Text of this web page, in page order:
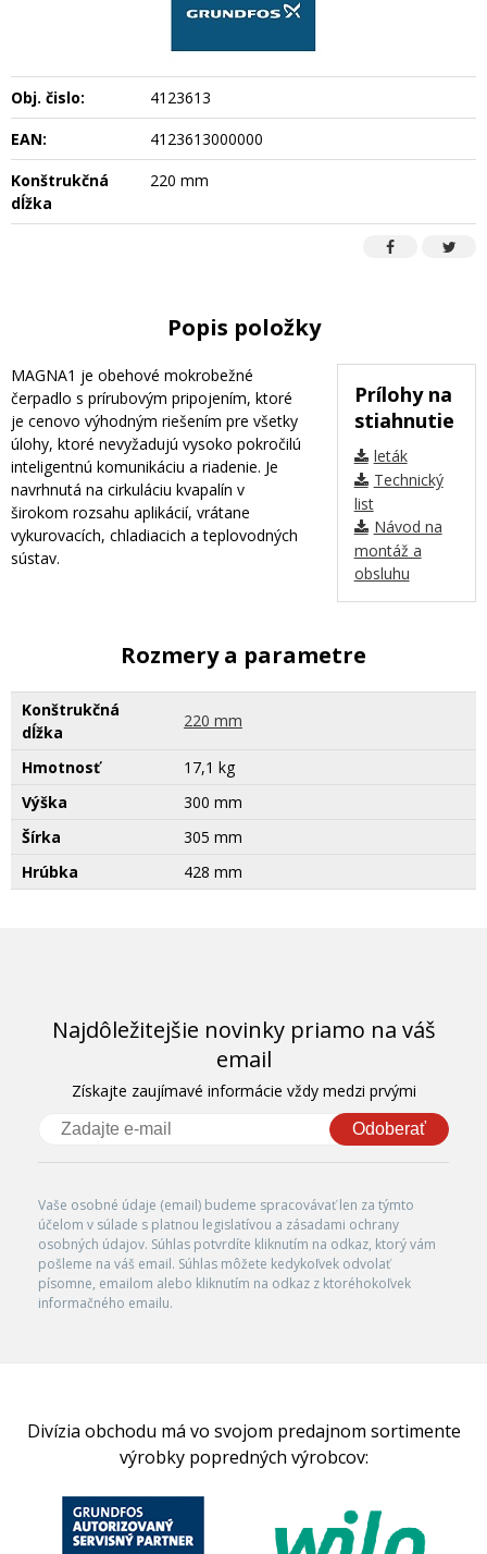
Obj. čislo:
4123613
EAN:
4123613000000
Konštrukčná
dĺžka
220 mm
Popis položky
Prílohy na
stiahnutie
leták
Technický
list
Návod na
montáž a
obsluhu
MAGNA1 je obehové mokrobežné
čerpadlo s prírubovým pripojením, ktoré
je cenovo výhodným riešením pre všetky
úlohy, ktoré nevyžadujú vysoko pokročilú
inteligentnú komunikáciu a riadenie. Je
navrhnutá na cirkuláciu kvapalín v
širokom rozsahu aplikácií, vrátane
vykurovacích, chladiacich a teplovodných
sústav.
Rozmery a parametre
Konštrukčná
dĺžka
220 mm
Hmotnosť
17,1 kg
Výška
300 mm
Šírka
305 mm
Hrúbka
428 mm
Najdôležitejšie novinky priamo na váš
email
Získajte zaujímavé informácie vždy medzi prvými
Odoberať
Vaše osobné údaje (email) budeme spracovávať len za týmto
účelom v súlade s platnou legislatívou a zásadami ochrany
osobných údajov. Súhlas potvrdíte kliknutím na odkaz, ktorý vám
pošleme na váš email. Súhlas môžete kedykoľvek odvolať
písomne, emailom alebo kliknutím na odkaz z ktoréhokoľvek
informačného emailu.
Divízia obchodu má vo svojom predajnom sortimente
výrobky popredných výrobcov: